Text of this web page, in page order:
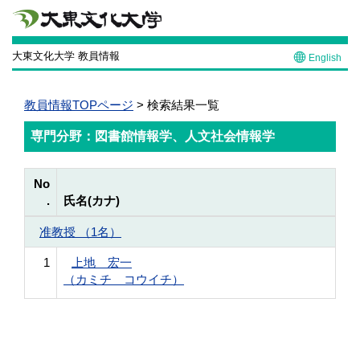
大東文化大学 教員情報 English
教員情報TOPページ > 検索結果一覧
専門分野：図書館情報学、人文社会情報学
No
.
氏名(カナ)
准教授 （1名）
1
上地 宏一
（カミチ コウイチ）